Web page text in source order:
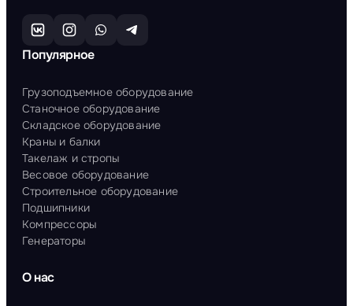
Популярное
Грузоподъемное оборудование
Станочное оборудование
Складское оборудование
Краны и балки
Такелаж и стропы
Весовое оборудование
Строительное оборудование
Подшипники
Компрессоры
Генераторы
О нас